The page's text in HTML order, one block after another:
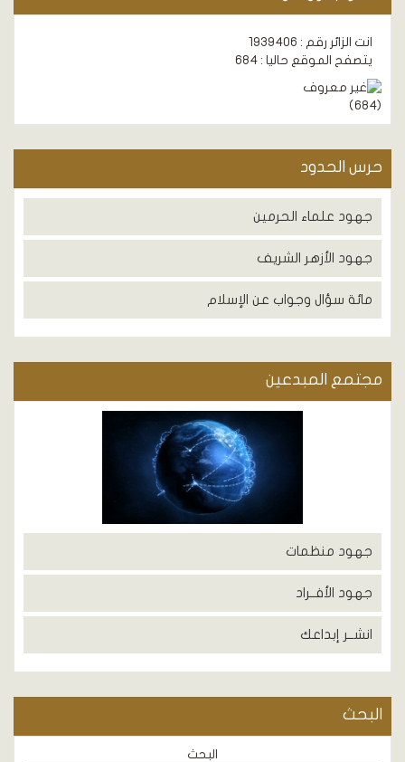
انت الزائر رقم : 1939406
يتصفح الموقع حاليا : 684
(
684
)
حرس الحدود
جهود علماء الحرمين
جهود الأزهر الشريف
مائة سؤال وجواب عن الإسلام
مجتمع المبدعين
جهود منظمات
جهود الأفــراد
انشــر إبداعك
البحث
البحث